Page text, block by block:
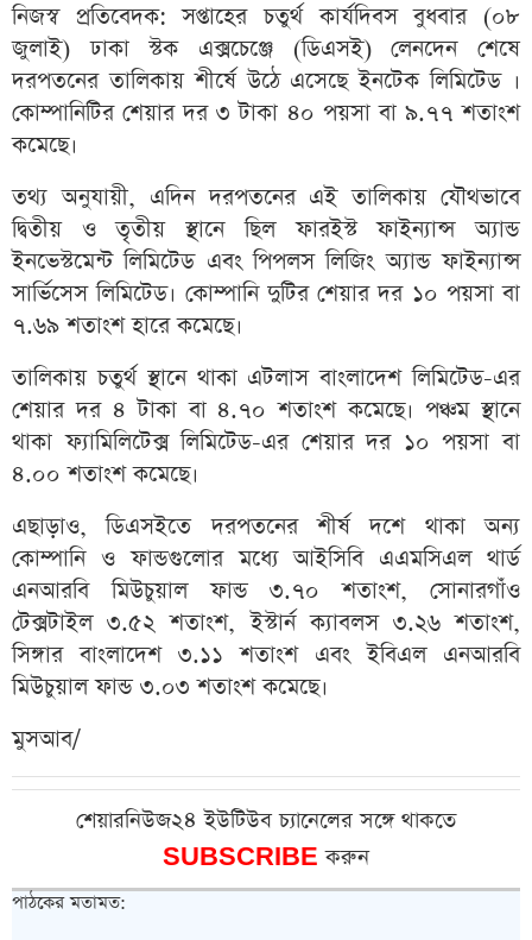
নিজস্ব প্রতিবেদক: সপ্তাহের চতুর্থ কার্যদিবস বুধবার (০৮
জুলাই) ঢাকা স্টক এক্সচেঞ্জে (ডিএসই) লেনদেন শেষে
দরপতনের তালিকায় শীর্ষে উঠে এসেছে ইনটেক লিমিটেড ।
কোম্পানিটির শেয়ার দর ৩ টাকা ৪০ পয়সা বা ৯.৭৭ শতাংশ
কমেছে।
তথ্য অনুযায়ী, এদিন দরপতনের এই তালিকায় যৌথভাবে
দ্বিতীয় ও তৃতীয় স্থানে ছিল ফারইস্ট ফাইন্যান্স অ্যান্ড
ইনভেস্টমেন্ট লিমিটেড এবং পিপলস লিজিং অ্যান্ড ফাইন্যান্স
সার্ভিসেস লিমিটেড। কোম্পানি দুটির শেয়ার দর ১০ পয়সা বা
৭.৬৯ শতাংশ হারে কমেছে।
তালিকায় চতুর্থ স্থানে থাকা এটলাস বাংলাদেশ লিমিটেড-এর
শেয়ার দর ৪ টাকা বা ৪.৭০ শতাংশ কমেছে। পঞ্চম স্থানে
থাকা ফ্যামিলিটেক্স লিমিটেড-এর শেয়ার দর ১০ পয়সা বা
৪.০০ শতাংশ কমেছে।
এছাড়াও, ডিএসইতে দরপতনের শীর্ষ দশে থাকা অন্য
কোম্পানি ও ফান্ডগুলোর মধ্যে আইসিবি এএমসিএল থার্ড
এনআরবি মিউচুয়াল ফান্ড ৩.৭০ শতাংশ, সোনারগাঁও
টেক্সটাইল ৩.৫২ শতাংশ, ইস্টার্ন ক্যাবলস ৩.২৬ শতাংশ,
সিঙ্গার বাংলাদেশ ৩.১১ শতাংশ এবং ইবিএল এনআরবি
মিউচুয়াল ফান্ড ৩.০৩ শতাংশ কমেছে।
মুসআব/
শেয়ারনিউজ২৪ ইউটিউব চ্যানেলের সঙ্গে থাকতে
SUBSCRIBEকরুন
পাঠকের মতামত: